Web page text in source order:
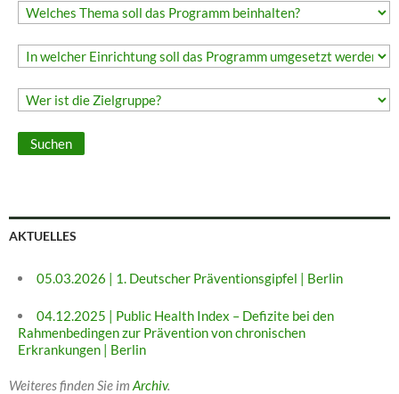
AKTUELLES
05.03.2026 | 1. Deutscher Präventionsgipfel | Berlin
04.12.2025 | Public Health Index – Defizite bei den
Rahmenbedingen zur Prävention von chronischen
Erkrankungen | Berlin
Weiteres finden Sie im Archiv.